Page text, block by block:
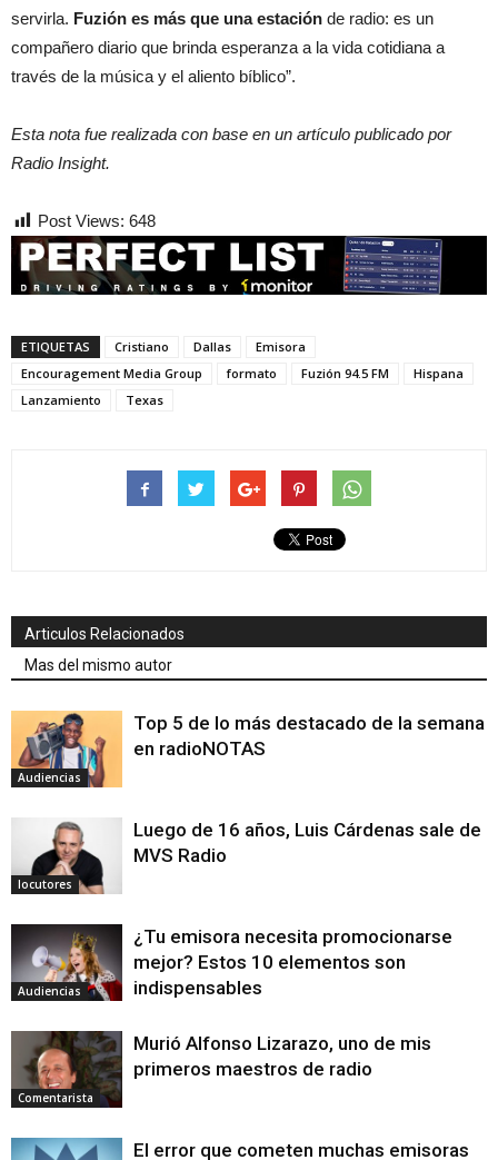
servirla. Fuzión es más que una estación de radio: es un
compañero diario que brinda esperanza a la vida cotidiana a
través de la música y el aliento bíblico”.
Esta nota fue realizada con base en un artículo publicado por
Radio Insight.
Post Views: 648
ETIQUETAS Cristiano Dallas
Emisora
Encouragement Media Group
formato Fuzión 94.5 FM
Hispana
Lanzamiento
Texas
Articulos Relacionados
Mas del mismo autor
Audiencias
Top 5 de lo más destacado de la semana
en radioNOTAS
locutores
Luego de 16 años, Luis Cárdenas sale de
MVS Radio
Audiencias
¿Tu emisora necesita promocionarse
mejor? Estos 10 elementos son
indispensables
Comentarista
Murió Alfonso Lizarazo, uno de mis
primeros maestros de radio
El error que cometen muchas emisoras